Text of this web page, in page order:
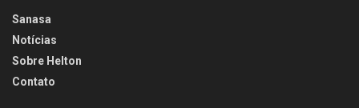
Sanasa
Notícias
Sobre Helton
Contato